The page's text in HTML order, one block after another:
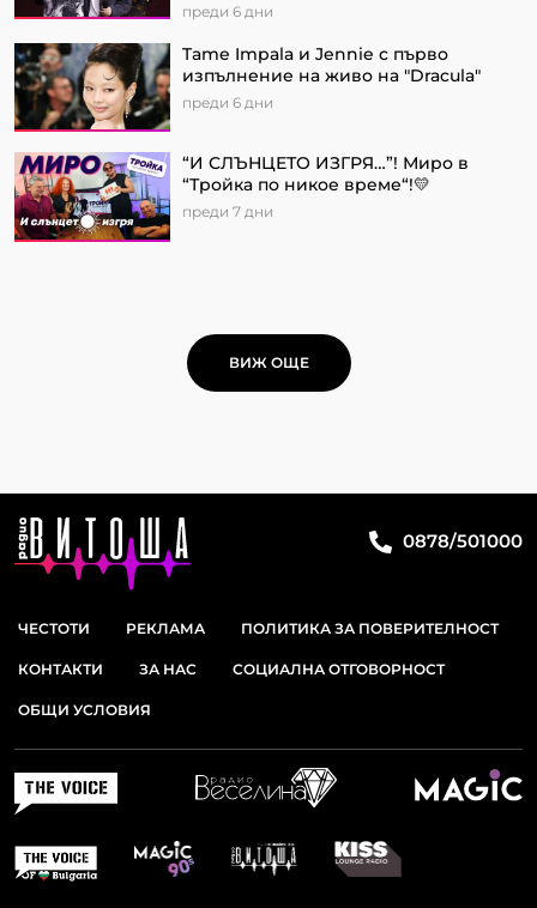
преди 6 дни
Tame Impala и Jennie с първо
изпълнение на живо на "Dracula"
преди 6 дни
“И СЛЪНЦЕТО ИЗГРЯ…”! Миро в
“Тройка по никое време“!💛
преди 7 дни
ВИЖ ОЩЕ
0878/501000
ЧЕСТОТИ РЕКЛАМА ПОЛИТИКА ЗА ПОВЕРИТЕЛНОСТ
КОНТАКТИ ЗА НАС СОЦИАЛНА ОТГОВОРНОСТ
ОБЩИ УСЛОВИЯ